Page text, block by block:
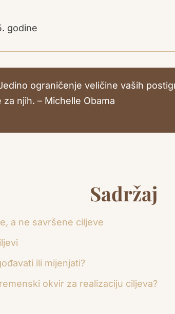
godine
ograničenje veličine vaših
njih. – Michelle Obama
Sadržaj
a ne savršene ciljeve
ili mijenjati?
okvir za realizaciju ciljeva?